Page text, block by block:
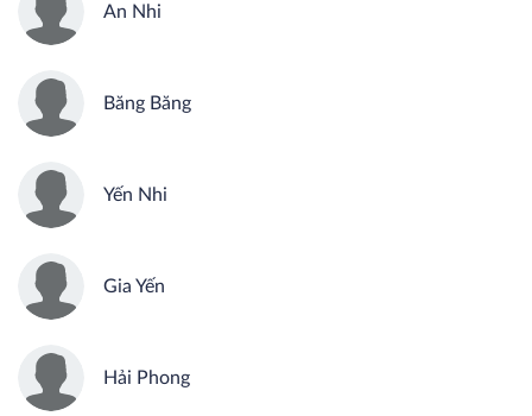
An Nhi
Băng Băng
Yến Nhi
Gia Yến
Hải Phong